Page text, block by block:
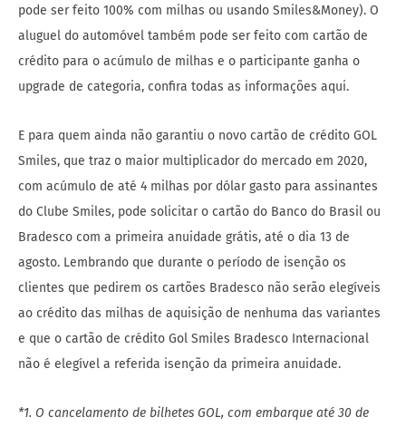
pode ser feito 100% com milhas ou usando Smiles&Money). O
aluguel do automóvel também pode ser feito com cartão de
crédito para o acúmulo de milhas e o participante ganha o
upgrade de categoria, confira todas as informações aqui.
E para quem ainda não garantiu o novo cartão de crédito GOL
Smiles, que traz o maior multiplicador do mercado em 2020,
com acúmulo de até 4 milhas por dólar gasto para assinantes
do Clube Smiles, pode solicitar o cartão do Banco do Brasil ou
Bradesco com a primeira anuidade grátis, até o dia 13 de
agosto. Lembrando que durante o período de isenção os
clientes que pedirem os cartões Bradesco não serão elegíveis
ao crédito das milhas de aquisição de nenhuma das variantes
e que o cartão de crédito Gol Smiles Bradesco Internacional
não é elegível a referida isenção da primeira anuidade.
*1. O cancelamento de bilhetes GOL, com embarque até 30 de